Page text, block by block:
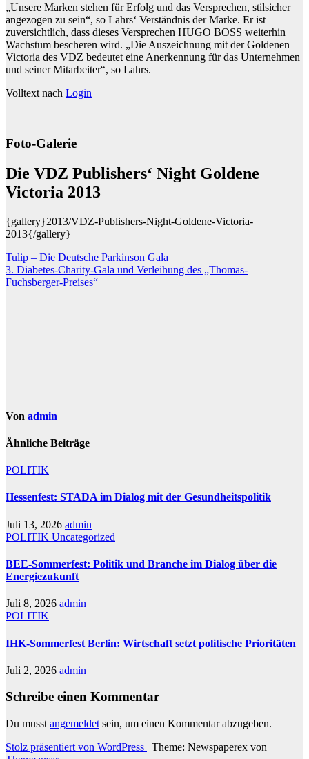
„Unsere Marken stehen für Erfolg und das Versprechen, stilsicher
angezogen zu sein“, so Lahrs‘ Verständnis der Marke. Er ist
zuversichtlich, dass dieses Versprechen HUGO BOSS weiterhin
Wachstum bescheren wird. „Die Auszeichnung mit der Goldenen
Victoria des VDZ bedeutet eine Anerkennung für das Unternehmen
und seiner Mitarbeiter“, so Lahrs.
Volltext nach Login
Foto-Galerie
Die VDZ Publishers‘ Night Goldene
Victoria 2013
{gallery}2013/VDZ-Publishers-Night-Goldene-Victoria-
2013{/gallery}
Beitragsnavigation
Tulip – Die Deutsche Parkinson Gala
3. Diabetes-Charity-Gala und Verleihung des „Thomas-
Fuchsberger-Preises“
Von admin
Ähnliche Beiträge
POLITIK
Hessenfest: STADA im Dialog mit der Gesundheitspolitik
Juli 13, 2026 admin
POLITIK Uncategorized
BEE-Sommerfest: Politik und Branche im Dialog über die
Energiezukunft
Juli 8, 2026 admin
POLITIK
IHK-Sommerfest Berlin: Wirtschaft setzt politische Prioritäten
Juli 2, 2026 admin
Schreibe einen Kommentar
Du musst angemeldet sein, um einen Kommentar abzugeben.
Stolz präsentiert von WordPress | Theme: Newspaperex von